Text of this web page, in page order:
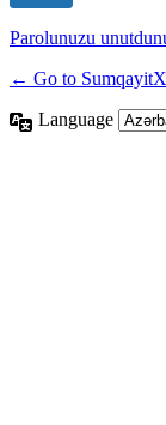
Parolunuzu
← Go to
Language